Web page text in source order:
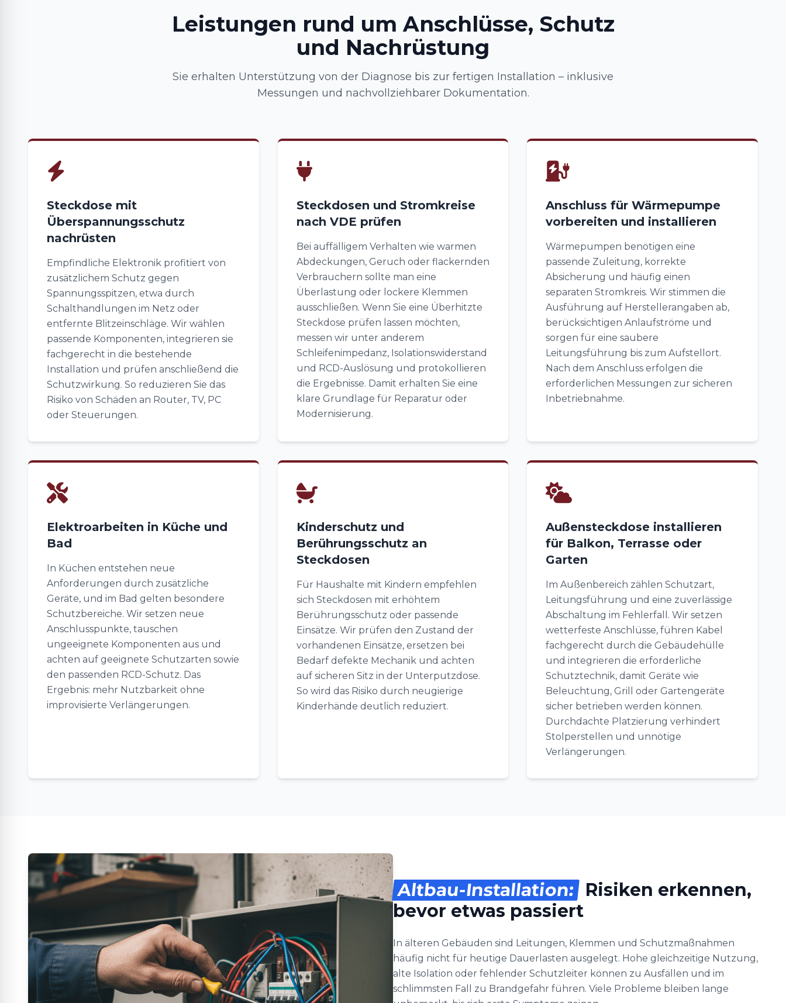
Leistungen rund um Anschlüsse, Schutz
und Nachrüstung
Sie erhalten Unterstützung von der Diagnose bis zur fertigen Installation – inklusive
Messungen und nachvollziehbarer Dokumentation.
Steckdose mit
Überspannungsschutz
nachrüsten
Empfindliche Elektronik profitiert von
zusätzlichem Schutz gegen
Spannungsspitzen, etwa durch
Schalthandlungen im Netz oder
entfernte Blitzeinschläge. Wir wählen
passende Komponenten, integrieren sie
fachgerecht in die bestehende
Installation und prüfen anschließend die
Schutzwirkung. So reduzieren Sie das
Risiko von Schäden an Router, TV, PC
oder Steuerungen.
Steckdosen und Stromkreise
nach VDE prüfen
Bei auffälligem Verhalten wie warmen
Abdeckungen, Geruch oder flackernden
Verbrauchern sollte man eine
Überlastung oder lockere Klemmen
ausschließen. Wenn Sie eine Überhitzte
Steckdose prüfen lassen möchten,
messen wir unter anderem
Schleifenimpedanz, Isolationswiderstand
und RCD-Auslösung und protokollieren
die Ergebnisse. Damit erhalten Sie eine
klare Grundlage für Reparatur oder
Modernisierung.
Anschluss für Wärmepumpe
vorbereiten und installieren
Wärmepumpen benötigen eine
passende Zuleitung, korrekte
Absicherung und häufig einen
separaten Stromkreis. Wir stimmen die
Ausführung auf Herstellerangaben ab,
berücksichtigen Anlaufströme und
sorgen für eine saubere
Leitungsführung bis zum Aufstellort.
Nach dem Anschluss erfolgen die
erforderlichen Messungen zur sicheren
Inbetriebnahme.
Elektroarbeiten in Küche und
Bad
In Küchen entstehen neue
Anforderungen durch zusätzliche
Geräte, und im Bad gelten besondere
Schutzbereiche. Wir setzen neue
Anschlusspunkte, tauschen
ungeeignete Komponenten aus und
achten auf geeignete Schutzarten sowie
den passenden RCD-Schutz. Das
Ergebnis: mehr Nutzbarkeit ohne
improvisierte Verlängerungen.
Kinderschutz und
Berührungsschutz an
Steckdosen
Für Haushalte mit Kindern empfehlen
sich Steckdosen mit erhöhtem
Berührungsschutz oder passende
Einsätze. Wir prüfen den Zustand der
vorhandenen Einsätze, ersetzen bei
Bedarf defekte Mechanik und achten
auf sicheren Sitz in der Unterputzdose.
So wird das Risiko durch neugierige
Kinderhände deutlich reduziert.
Außensteckdose installieren
für Balkon, Terrasse oder
Garten
Im Außenbereich zählen Schutzart,
Leitungsführung und eine zuverlässige
Abschaltung im Fehlerfall. Wir setzen
wetterfeste Anschlüsse, führen Kabel
fachgerecht durch die Gebäudehülle
und integrieren die erforderliche
Schutztechnik, damit Geräte wie
Beleuchtung, Grill oder Gartengeräte
sicher betrieben werden können.
Durchdachte Platzierung verhindert
Stolperstellen und unnötige
Verlängerungen.
Altbau-Installation: Risiken erkennen,
bevor etwas passiert
In älteren Gebäuden sind Leitungen, Klemmen und Schutzmaßnahmen
häufig nicht für heutige Dauerlasten ausgelegt. Hohe gleichzeitige Nutzung,
alte Isolation oder fehlender Schutzleiter können zu Ausfällen und im
schlimmsten Fall zu Brandgefahr führen. Viele Probleme bleiben lange